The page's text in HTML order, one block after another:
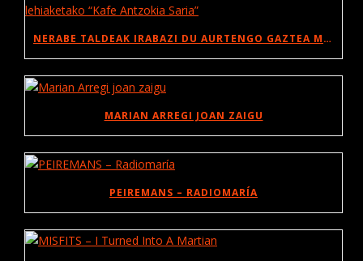
NERABE TALDEAK IRABAZI DU AURTENGO GAZTEA MAKETA LEHIAKETAKO “KAFE ANTZOKIA SARIA”
MARIAN ARREGI JOAN ZAIGU
PEIREMANS – RADIOMARÍA